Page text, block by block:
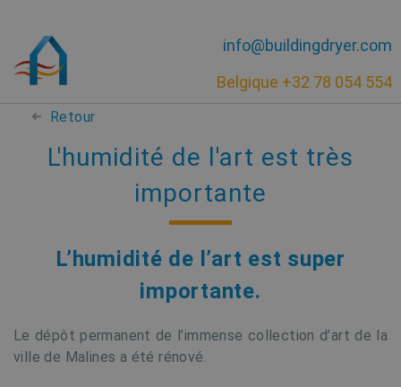
info@buildingdryer.com
Belgique +32 78 054 554
Retour
L'humidité de l'art est très
importante
L’humidité de l’art est super
importante.
Le dépôt permanent de l’immense collection d’art de la
ville de Malines a été rénové.